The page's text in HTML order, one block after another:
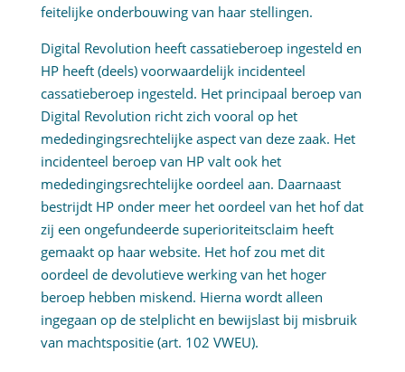
feitelijke onderbouwing van haar stellingen.
Digital Revolution heeft cassatieberoep ingesteld en
HP heeft (deels) voorwaardelijk incidenteel
cassatieberoep ingesteld. Het principaal beroep van
Digital Revolution richt zich vooral op het
mededingingsrechtelijke aspect van deze zaak. Het
incidenteel beroep van HP valt ook het
mededingingsrechtelijke oordeel aan. Daarnaast
bestrijdt HP onder meer het oordeel van het hof dat
zij een ongefundeerde superioriteitsclaim heeft
gemaakt op haar website. Het hof zou met dit
oordeel de devolutieve werking van het hoger
beroep hebben miskend. Hierna wordt alleen
ingegaan op de stelplicht en bewijslast bij misbruik
van machtspositie (art. 102 VWEU).